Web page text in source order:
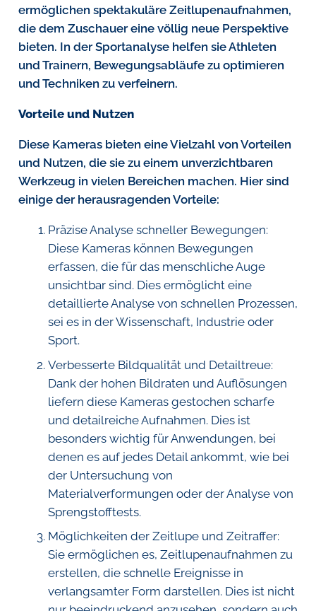
ermöglichen spektakuläre Zeitlupenaufnahmen,
die dem Zuschauer eine völlig neue Perspektive
bieten. In der Sportanalyse helfen sie Athleten
und Trainern, Bewegungsabläufe zu optimieren
und Techniken zu verfeinern.
Vorteile und Nutzen
Diese Kameras bieten eine Vielzahl von Vorteilen
und Nutzen, die sie zu einem unverzichtbaren
Werkzeug in vielen Bereichen machen. Hier sind
einige der herausragenden Vorteile:
Präzise Analyse schneller Bewegungen:
Diese Kameras können Bewegungen
erfassen, die für das menschliche Auge
unsichtbar sind. Dies ermöglicht eine
detaillierte Analyse von schnellen Prozessen,
sei es in der Wissenschaft, Industrie oder
Sport.
Verbesserte Bildqualität und Detailtreue:
Dank der hohen Bildraten und Auflösungen
liefern diese Kameras gestochen scharfe
und detailreiche Aufnahmen. Dies ist
besonders wichtig für Anwendungen, bei
denen es auf jedes Detail ankommt, wie bei
der Untersuchung von
Materialverformungen oder der Analyse von
Sprengstofftests.
Möglichkeiten der Zeitlupe und Zeitraffer:
Sie ermöglichen es, Zeitlupenaufnahmen zu
erstellen, die schnelle Ereignisse in
verlangsamter Form darstellen. Dies ist nicht